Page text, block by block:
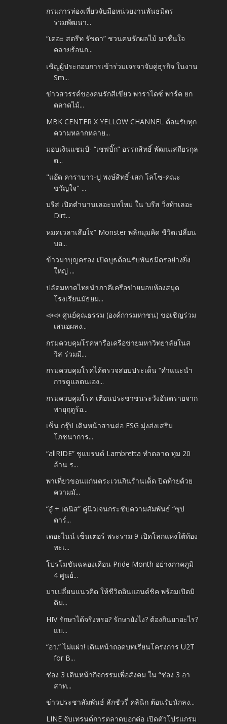
กรมการท่องเที่ยวจับมือหน่วยงานพันธมิตร
ร่วมพัฒนา...
“เดอะ สตรีท รัชดา” ชวนคนรักผลไม้ มาชื่นใจ
คลายร้อนก...
เชิญผู้ประกอบการเข้าร่วมเจรจาจับคู่ธุรกิจ ในงาน
Sm...
ข่าวสวรรค์ของคนรักสีเขียว พาราไดซ์ พาร์ค ยก
ตลาดไม้...
MBK CENTER X YELLOW CHANNEL ต้อนรับทุก
ความหลากหลาย...
มอบเงินแชมป์- “เชฟบิ๊ก” อรรถสิทธิ์ พัฒนเสถียรกุล
ต...
"แอ๊ด​ คาราบาว-ปู พงษ์สิทธิ์-เสก​ โลโซ-คณะ
ขวัญใจ" ...
บรีส เปิดตำนานเลอะบทใหม่ ใน ‘บรีส วิ่งท้าเลอะ
Dirt...
หมดเวลาเสียใจ” Monster พลิกมุมคิด ชีวิตเปลี่ยน
บอ...
ข้าวมาบุญครอง เปิดบูธต้อนรับพันธมิตรอย่างยิ่ง
ใหญ่ ...
ปลัดมหาดไทยนำภาคีเครือข่ายมอบห้องสมุด
โรงเรียนมัธยม...
📣📣 ศูนย์คุณธรรม (องค์การมหาชน) ขอเชิญร่วม
เสนอผลง...
กรมควบคุมโรคหารือเครือข่ายมหาวิทยาลัยในส
วิส ร่วมมื...
กรมควบคุมโรคได้ตรวจสอบประเด็น “คำแนะนำ
การดูแลตนเอง...
กรมควบคุมโรค เตือนประชาชนระวังอันตรายจาก
พายุฤดูร้อ...
เซ็น กรุ๊ป เดินหน้าสานต่อ ESG มุ่งส่งเสริม
โภชนาการ...
“allRIDE” ชูแบรนด์ Lambretta ทำตลาด ทุ่ม 20
ล้าน ร...
พาเที่ยวขอนแก่นตระเวนกินร้านเด็ด ปิดท้ายด้วย
ความมั...
“อู๋ + เดนิส” คู่นิวเจนกระชับความสัมพันธ์ “ซุป
ตาร์...
เดอะไนน์ เซ็นเตอร์ พระราม 9 เปิดโลกแห่งใต้ท้อง
ทะเ...
โปรโมชันฉลองเดือน Pride Month อย่างภาคภูมิ
4 ศูนย์...
มาเปลี่ยนแนวคิด ให้ชีวิตอินแอนด์ชิค พร้อมเปิดมิ
ติม...
HIV รักษาได้จริงหรอ? รักษายังไง? ต้องกินยาอะไร?
แบ...
“อว.” ไม่แผ่ว! เดินหน้าถอดบทเรียนโครงการ U2T
for B...
ช่อง 3 เดินหน้ากิจกรรมเพื่อสังคม ใน “ช่อง 3 อา
สาท...
ข่าวประชาสัมพันธ์ ลักชัวรี่ คลินิก ต้อนรับนักลง...
LINE จับเทรนด์การตลาดบอกต่อ เปิดตัวโปรแกรม